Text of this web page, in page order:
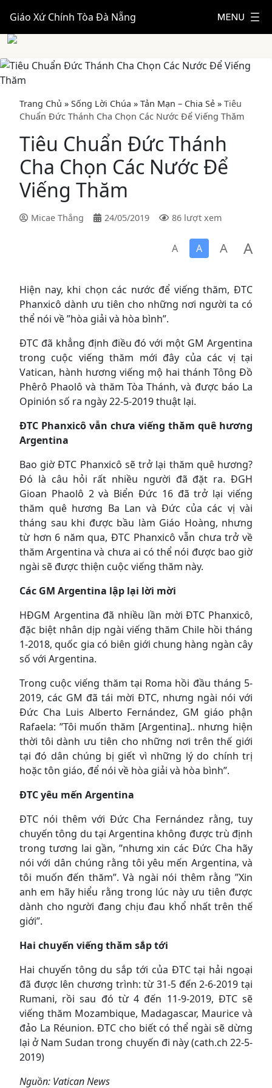
Giáo Xứ Chính Tòa Đà Nẵng
Trang Chủ » Sống Lời Chúa » Tản Mạn – Chia Sẻ » Tiêu
Chuẩn Đức Thánh Cha Chọn Các Nước Để Viếng Thăm
Tiêu Chuẩn Đức Thánh
Cha Chọn Các Nước Để
Viếng Thăm
Micae Thắng 24/05/2019 86 lượt xem
A A A A
Hiện nay, khi chọn các nước để viếng thăm, ĐTC
Phanxicô dành ưu tiên cho những nơi người ta có
thể nói về ”hòa giải và hòa bình”.
ĐTC đã khẳng định điều đó với một GM Argentina
trong cuộc viếng thăm mới đây của các vị tại
Vatican, hành hương viếng mộ hai thánh Tông Đồ
Phêrô Phaolô và thăm Tòa Thánh, và được báo La
Opinión số ra ngày 22-5-2019 thuật lại.
ĐTC Phanxicô vẫn chưa viếng thăm quê hương
Argentina
Bao giờ ĐTC Phanxicô sẽ trở lại thăm quê hương?
Đó là câu hỏi rất nhiều người đã đặt ra. ĐGH
Gioan Phaolô 2 và Biển Đức 16 đã trở lại viếng
thăm quê hương Ba Lan và Đức của các vị vài
tháng sau khi được bầu làm Giáo Hoàng, nhưng
từ hơn 6 năm qua, ĐTC Phanxicô vẫn chưa trở về
thăm Argentina và chưa ai có thể nói được bao giờ
ngài sẽ được thiện cuộc viếng thăm này.
Các GM Argentina lập lại lời mời
HĐGM Argentina đã nhiều lần mời ĐTC Phanxicô,
đặc biệt nhân dịp ngài viếng thăm Chile hồi tháng
1-2018, quốc gia có biên giới chung hàng ngàn cây
số với Argentina.
Trong cuộc viếng thăm tại Roma hồi đầu tháng 5-
2019, các GM đã tái mời ĐTC, nhưng ngài nói với
Đức Cha Luis Alberto Fernández, GM giáo phận
Rafaela: ”Tôi muốn thăm [Argentina].. nhưng hiện
thời tôi dành ưu tiên cho những nơi trên thế giới
tại đó dân chúng bị giết vì những lý do chính trị
hoặc tôn giáo, để nói về hòa giải và hòa bình”.
ĐTC yêu mến Argentina
ĐTC nói thêm với Đức Cha Fernández rằng, tuy
chuyến tông du tại Argentina không được trù định
trong tương lai gần, ”nhưng xin các Đức Cha hãy
nói với dân chúng rằng tôi yêu mến Argentina, và
tôi muốn đến thăm”. Và ngài nói thêm rằng ”Xin
anh em hãy hiểu rằng trong lúc này ưu tiên được
dành cho người đang chịu đau khổ nhất trên thế
giới”.
Hai chuyến viếng thăm sắp tới
Hai chuyến tông du sắp tới của ĐTC tại hải ngoại
đã được lên chương trình: từ 31-5 đến 2-6-2019 tại
Rumani, rồi sau đó từ 4 đến 11-9-2019, ĐTC sẽ
viếng thăm Mozambique, Madagascar, Maurice và
đảo La Réunion. ĐTC cho biết có thể ngài sẽ dừng
lại ở Nam Sudan trong chuyến đi này (cath.ch 22-5-
2019)
Nguồn: Vatican News